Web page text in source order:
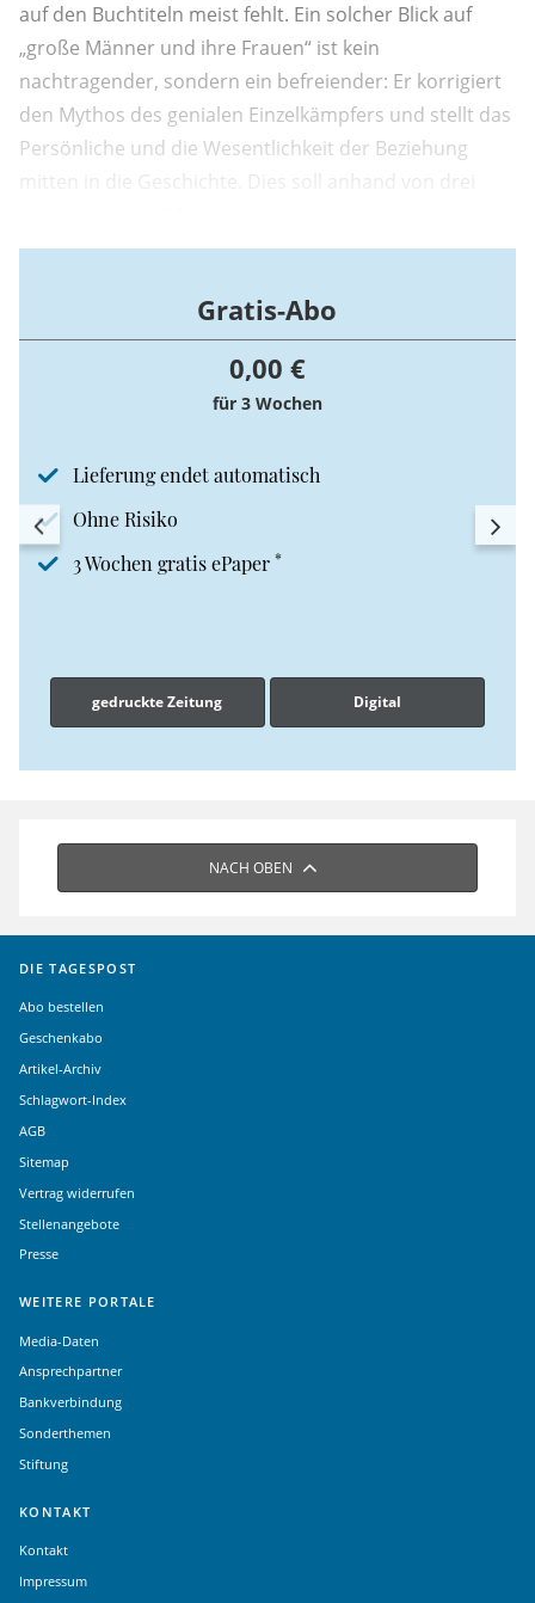
auf den Buchtiteln meist fehlt. Ein solcher Blick auf
„große Männer und ihre Frauen“ ist kein
nachtragender, sondern ein befreiender: Er korrigiert
den Mythos des genialen Einzelkämpfers und stellt das
Persönliche und die Wesentlichkeit der Beziehung
mitten in die Geschichte. Dies soll anhand von drei
eher unbekannten – aber für sie und ihr Wirken
Gratis-Abo
0,00 €
für 3 Wochen
Lieferung endet automatisch
Ohne Risiko
3 Wochen gratis ePaper *
gedruckte Zeitung Digital
NACH OBEN
DIE TAGESPOST
Abo bestellen
Geschenkabo
Artikel-Archiv
Schlagwort-Index
AGB
Sitemap
Vertrag widerrufen
Stellenangebote
Presse
WEITERE PORTALE
Media-Daten
Ansprechpartner
Bankverbindung
Sonderthemen
Stiftung
KONTAKT
Kontakt
Impressum